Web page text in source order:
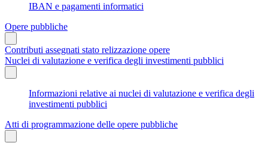
IBAN e pagamenti informatici
Opere pubbliche
Contributi assegnati stato relizzazione opere
Nuclei di valutazione e verifica degli investimenti pubblici
Informazioni relative ai nuclei di valutazione e verifica degli
investimenti pubblici
Atti di programmazione delle opere pubbliche